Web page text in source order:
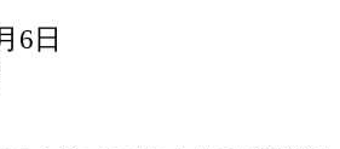
6日